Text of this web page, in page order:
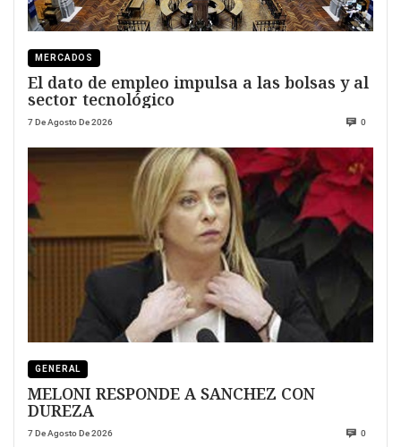
MERCADOS
El dato de empleo impulsa a las bolsas y al
sector tecnológico
7 De Agosto De 2026 0
GENERAL
MELONI RESPONDE A SANCHEZ CON
DUREZA
7 De Agosto De 2026 0